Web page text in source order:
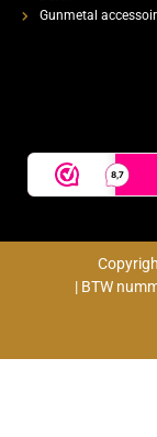
Gunmetal
| BTW